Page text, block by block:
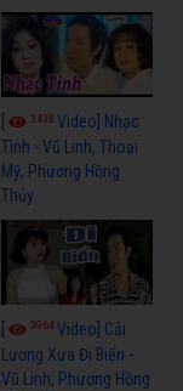
3438Video] Nhạc
Tình - Vũ Linh, Thoại
Mỹ, Phương Hồng
Thủy
3964Video] Cải
Lương Xưa Đi Biển -
Vũ Linh, Phương Hồng